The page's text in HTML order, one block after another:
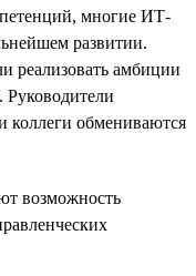
многие ИТ-
развитии.
реализовать амбиции
Руководители
коллеги обмениваются
возможность